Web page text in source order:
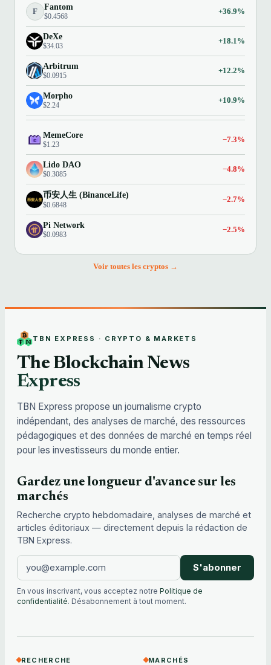
F Fantom
$0.4568
+36.9%
DeXe
$34.03
+18.1%
Arbitrum
$0.0915
+12.2%
Morpho
$2.24
+10.9%
MemeCore
$1.23
−7.3%
Lido DAO
$0.3085
−4.8%
币安人生 (BinanceLife)
$0.6848
−2.7%
Pi Network
$0.0983
−2.5%
Voir toutes les cryptos →
TBN EXPRESS · CRYPTO & MARKETS
The Blockchain News
Express
TBN Express propose un journalisme crypto
indépendant, des analyses de marché, des ressources
pédagogiques et des données de marché en temps réel
pour les investisseurs du monde entier.
Gardez une longueur d'avance sur les
marchés
Recherche crypto hebdomadaire, analyses de marché et
articles éditoriaux — directement depuis la rédaction de
TBN Express.
S'abonner
En vous inscrivant, vous acceptez notre Politique de
confidentialité. Désabonnement à tout moment.
RECHERCHE MARCHÉS